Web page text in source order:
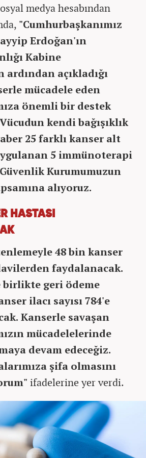
medya hesabından
"Cumhurbaşkanımız
Erdoğan'ın
Kabine
ardından açıkladığı
mücadele eden
önemli bir destek
kendi bağışıklık
25 farklı kanser alt
5 immünoterapi
Kurumumuzun
alıyoruz.
HASTASI
48 bin kanser
faydalanacak.
birlikte geri ödeme
ilacı sayısı 784'e
Kanserle savaşan
mücadelelerinde
devam edeceğiz.
şifa olmasını
ifadelerine yer verdi.